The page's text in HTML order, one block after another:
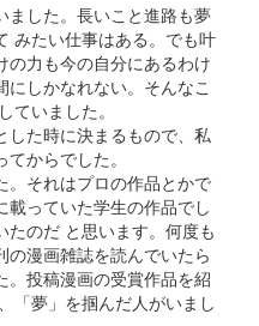
した。長いこと進路も夢
みたい仕事はある。でも叶
の力も今の自分にあるわけ
しかなれない。そんなこ
ていました。
た時に決まるもので、私
からでした。
それはプロの作品とかで
載っていた学生の作品でし
たのだ と思います。何度も
漫画雑誌を読んでいたら
。投稿漫画の受賞作品を紹
「夢」を掴んだ人がいまし